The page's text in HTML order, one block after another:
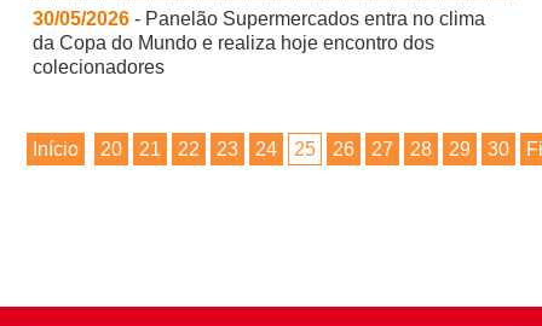
30/05/2026 - Panelão Supermercados entra no clima
da Copa do Mundo e realiza hoje encontro dos
colecionadores
Início 20 21 22 23 24 25 26 27 28 29 30